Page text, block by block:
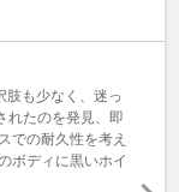
肢も少なく、迷っ
れたのを発見、即
での耐久性を考え
ボディに黒いホイ